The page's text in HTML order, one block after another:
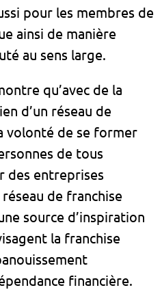
pour les membres de
ainsi de manière
au sens large.
qu’avec de la
d’un réseau de
volonté de se former
de tous
des entreprises
de franchise
source d’inspiration
la franchise
financière.